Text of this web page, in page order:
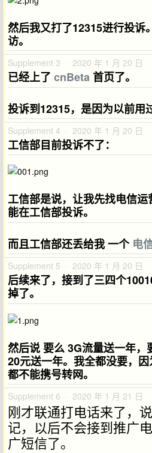
然后我又打了12315进行投诉
访。
Supplement 3 · 2020 年 1 月 20 日
已经上了 cnBeta 首页了。
投诉到12315，是因为以前用
Supplement 4 · 2020 年 1 月 20 日
工信部目前投诉不了：
工信部是说，让我先找电信
能在工信部投诉。
而且工信部还丢给我 一个 电
Supplement 5 · 2020 年 1 月 20 日
后续来了，接到了三四个
掉了。
然后说 要么 3G流量送一年，
20元送一年。我全都没要，
都不能携号转网。
Supplement 6 · 2020 年 1 月 21 日
刚才联通打电话来了，
记，以后不会接到推广
广短信了。